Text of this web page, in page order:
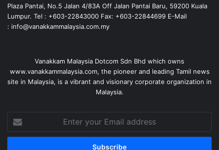
Plaza Pantai, No.5 Jalan 4/83A Off Jalan Pantai Baru, 59200 Kuala
Lumpur. Tel : +603-22843000 Fax: +603-22844699 E-Mail
: info@vanakkammalaysia.com.my
Vanakkam Malaysia Dotcom Sdn Bhd which owns
www.vanakkammalaysia.com, the pioneer and leading Tamil news
site in Malaysia, is a vibrant and visionary corporate organization in
Malaysia.
your
Email